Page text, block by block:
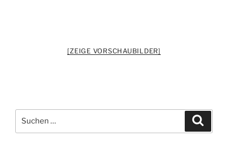
[ZEIGE VORSCHAUBILDER]
nach: